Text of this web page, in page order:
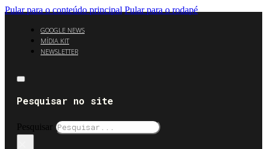
Pular para o conteúdo principal Pular para o rodapé
GOOGLE NEWS
MÍDIA KIT
NEWSLETTER
Pesquisar no site
Pesquisar